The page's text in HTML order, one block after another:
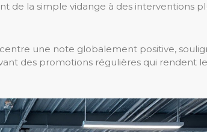
de la simple vidange à des interventions
une note globalement positive,
des promotions régulières qui rendent